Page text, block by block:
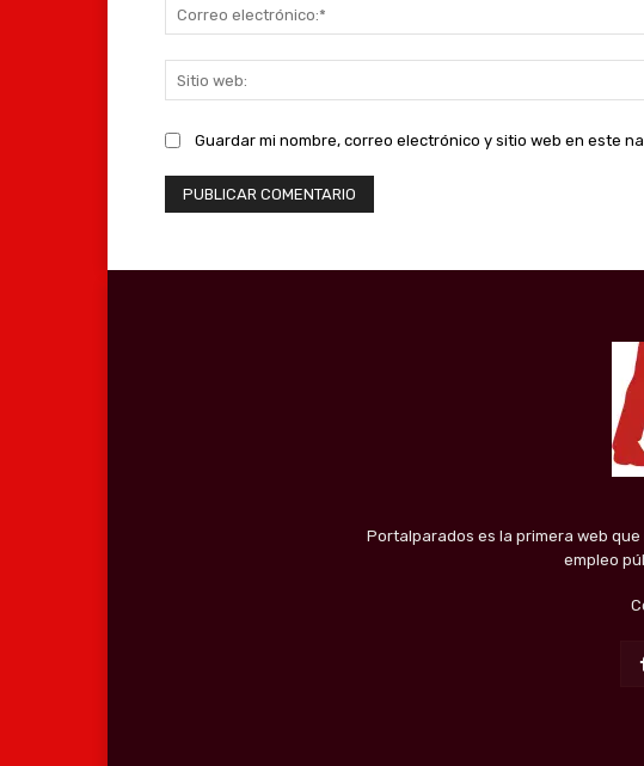
Guardar mi nombre, correo electrónico y sitio web en este
Portalparados es la primera web
empleo